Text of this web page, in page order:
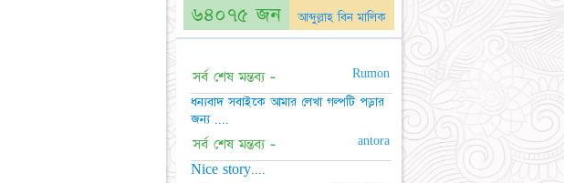
৬৪০৭৫ জন আব্দুল্লাহ বিন মালিক
সর্ব শেষ মন্তব্য - Rumon
ধন্যবাদ সবাইকে আমার লেখা গল্পটি পড়ার
জন্য ....
সর্ব শেষ মন্তব্য - antora
Nice story....